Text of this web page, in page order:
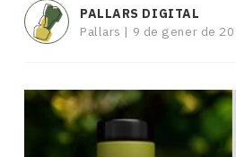
El
temps
Enquestes
escena!
PALLARS DIGITAL
Pallars | 9 de gener de